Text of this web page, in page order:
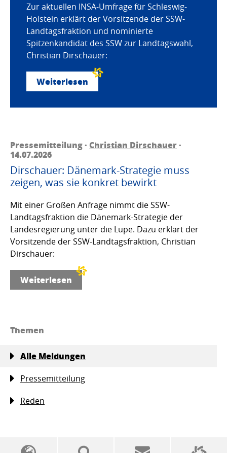
Zur aktuellen INSA-Umfrage für Schleswig-
Holstein erklärt der Vorsitzende der SSW-
Landtagsfraktion und nominierte
Spitzenkandidat des SSW zur Landtagswahl,
Christian Dirschauer:
Weiterlesen
Pressemitteilung · Christian Dirschauer·
14.07.2026
Dirschauer: Dänemark-Strategie muss
zeigen, was sie konkret bewirkt
Mit einer Großen Anfrage nimmt die SSW-
Landtagsfraktion die Dänemark-Strategie der
Landesregierung unter die Lupe. Dazu erklärt der
Vorsitzende der SSW-Landtagsfraktion, Christian
Dirschauer:
Weiterlesen
Themen
Alle Meldungen
Pressemitteilung
Reden